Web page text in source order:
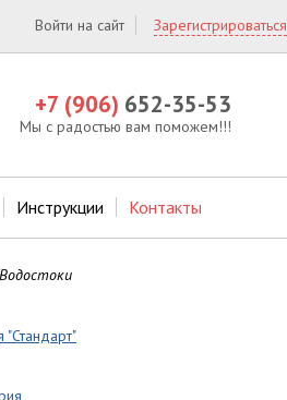
Войти на сайт Зарегистрироваться
+7 (906) 652-35-53
Мы с радостью вам поможем!!!
Инструкции Контакты
Водостоки
"Стандарт"